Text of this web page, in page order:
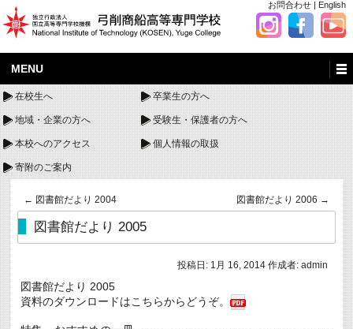
お問合わせ | English
MENU
在校生へ 卒業生の方へ
地域・企業の方へ 受験生・保護者の方へ
本校へのアクセス 個人情報の取扱
寄附のご案内
← 図書館だより 2004 図書館だより 2006 →
図書館だより 2005
投稿日: 1月 16, 2014 作成者: admin
図書館だより 2005
資料のダウンロードはこちらからどうぞ。